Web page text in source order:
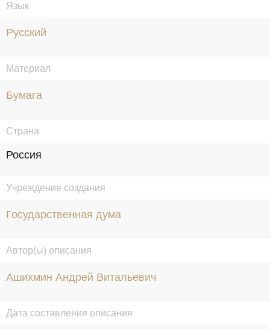
Язык
Русский
Материал
Бумага
Страна
Россия
Учреждение создания
Государственная дума
Автор(ы) описания
Ашихмин Андрей Витальевич
Дата составления описания